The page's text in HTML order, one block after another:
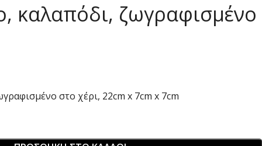
καλαπόδι, ζωγραφισμένο
στο χέρι, 22cm x 7cm x 7cm